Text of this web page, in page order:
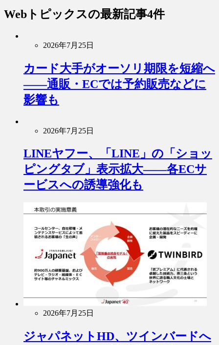
Webトピックスの最新記事4件
2026年7月25日
カード大手がオーソリ期限を短縮へ
――通販・ECでは予約販売などに
影響も
2026年7月25日
LINEヤフー、「LINE」の「ショッ
ピングタブ」表示拡大――各ECサ
ービスへの誘導強化も
2026年7月25日
ジャパネットHD、ツインバードへ